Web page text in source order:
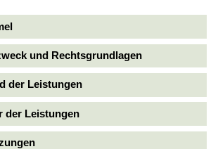
und Rechtsgrundlagen
der Leistungen
der Leistungen